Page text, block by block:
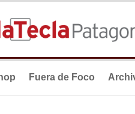
Fuera de Foco